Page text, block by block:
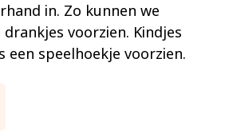
in. Zo kunnen we
voorzien. Kindjes
een speelhoekje voorzien.